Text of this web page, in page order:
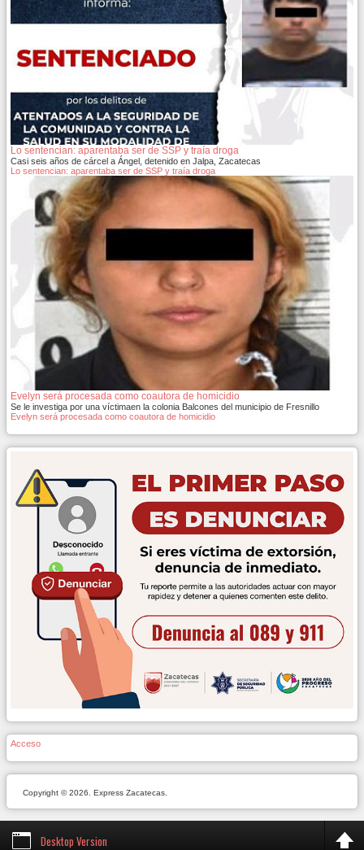
Lo sentencian: aparentaba ser de SSP y traía droga
Casi seis años de cárcel a Ángel, detenido en Jalpa, Zacatecas
Lo sentencian: aparentaba ser de SSP y traía droga
Evelyn será procesada como coautora de homicidio
Se le investiga por una víctimaen la colonia Balcones del municipio de Fresnillo
Evelyn será procesada como coautora de homicidio
Acceso
Copyright © 2026. Express Zacatecas.
Desktop Version